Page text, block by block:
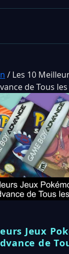
/ Les 10
de Tous
Jeux
de